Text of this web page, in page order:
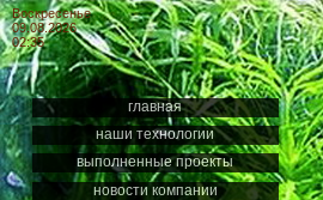
Воскресенье
09.08.2026
02:35
главная
наши технологии
выполненные проекты
новости компании